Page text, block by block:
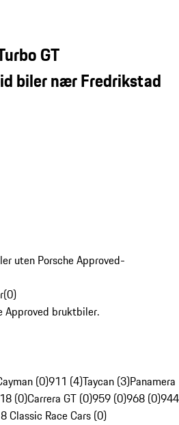
GT
biler nær Fredrikstad
uten Porsche Approved-
(0)
Approved bruktbiler.
(0)911 (4)Taycan (3)Panamera
(0)Carrera GT (0)959 (0)968 (0)944
Classic Race Cars (0)